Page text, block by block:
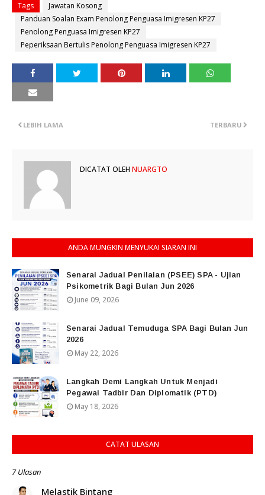
Tags
Jawatan Kosong
Panduan Soalan Exam Penolong Penguasa Imigresen KP27
Penolong Penguasa Imigresen KP27
Peperiksaan Bertulis Penolong Penguasa Imigresen KP27
TERBARU
LEBIH LAMA
DICATAT OLEH NUARGTO
ANDA MUNGKIN MENYUKAI SIARAN INI
Senarai Jadual Penilaian (PSEE) SPA - Ujian
Psikometrik Bagi Bulan Jun 2026
June 09, 2026
Senarai Jadual Temuduga SPA Bagi Bulan Jun
2026
May 22, 2026
Langkah Demi Langkah Untuk Menjadi
Pegawai Tadbir Dan Diplomatik (PTD)
May 18, 2026
CATAT ULASAN
7 Ulasan
Melastik Bintang